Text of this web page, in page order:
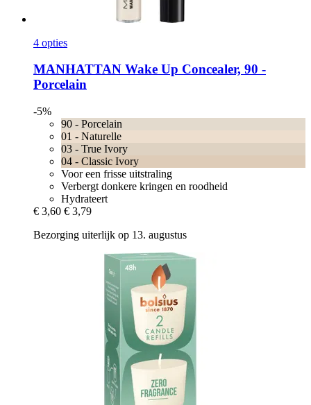
4 opties
MANHATTAN Wake Up Concealer, 90 -​
Porcelain
-5%
90 - Porcelain
01 - Naturelle
03 - True Ivory
04 - Classic Ivory
Voor een frisse uitstraling
Verbergt donkere kringen en roodheid
Hydrateert
€ 3,60 € 3,79
Bezorging uiterlijk op 13. augustus